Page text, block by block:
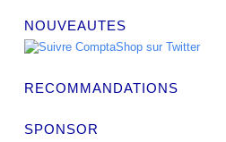
NOUVEAUTES
RECOMMANDATIONS
SPONSOR